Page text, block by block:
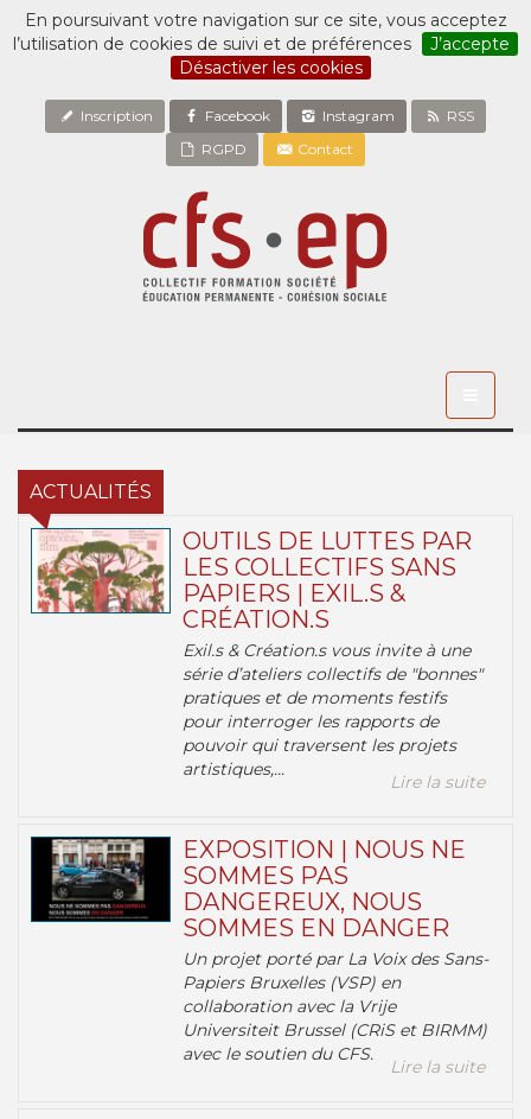
En poursuivant votre navigation sur ce site, vous acceptez
l’utilisation de cookies de suivi et de préférences
J’accepte
Désactiver les cookies
Inscription Facebook Instagram
RSS
RGPD
Contact
ACTUALITÉS
OUTILS DE LUTTES PAR
LES COLLECTIFS SANS
PAPIERS | EXIL.S &
CRÉATION.S
Exil.s & Création.s vous invite à une
série d’ateliers collectifs de "bonnes"
pratiques et de moments festifs
pour interroger les rapports de
pouvoir qui traversent les projets
artistiques,...
Lire la suite
EXPOSITION | NOUS NE
SOMMES PAS
DANGEREUX, NOUS
SOMMES EN DANGER
Un projet porté par La Voix des Sans-
Papiers Bruxelles (VSP) en
collaboration avec la Vrije
Universiteit Brussel (CRiS et BIRMM)
avec le soutien du CFS.
Lire la suite